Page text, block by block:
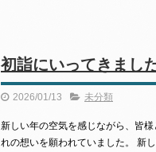
初詣にいってきまし
2026/01/13 未分類
新しい年の空気を感じながら、皆
れの想いを願われていました。 新